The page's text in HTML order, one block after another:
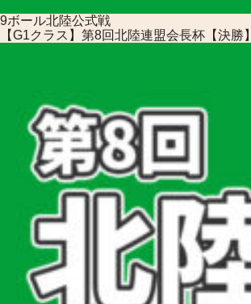
9ボール北陸公式戦
【G1クラス】第8回北陸連盟会長杯【決勝】